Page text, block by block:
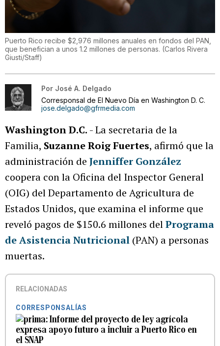
Puerto Rico recibe $2,976 millones anuales en fondos del PAN,
que benefician a unos 1.2 millones de personas. (Carlos Rivera
Giusti/Staff)
Por José A. Delgado
Corresponsal de El Nuevo Día en Washington D. C.
jose.delgado@gfrmedia.com
Washington D.C. - La secretaria de la
Familia, Suzanne Roig Fuertes, afirmó que la
administración de Jenniffer González
coopera con la Oficina del Inspector General
(OIG) del Departamento de Agricultura de
Estados Unidos, que examina el informe que
reveló pagos de $150.6 millones delPrograma
de Asistencia Nutricional (PAN) a personas
muertas.
RELACIONADAS
CORRESPONSALÍAS
Informe del proyecto de ley agrícola
expresa apoyo futuro a incluir a Puerto Rico en
el SNAP